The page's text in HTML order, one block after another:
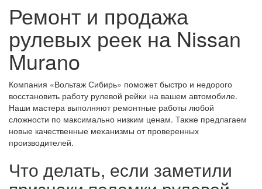
Ремонт и продажа
рулевых реек на Nissan
Murano
Компания «Вольтаж Сибирь» поможет быстро и недорого
восстановить работу рулевой рейки на вашем автомобиле.
Наши мастера выполняют ремонтные работы любой
сложности по максимально низким ценам. Также предлагаем
новые качественные механизмы от проверенных
производителей.
Что делать, если заметили